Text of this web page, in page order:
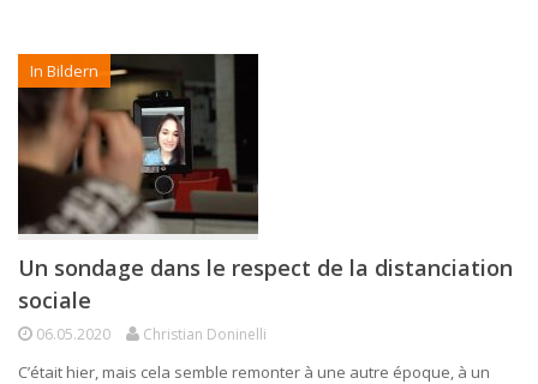
In Bildern
Un sondage dans le respect de la distanciation
sociale
06.05.2020 Christian Doninelli
C’était hier, mais cela semble remonter à une autre époque, à un